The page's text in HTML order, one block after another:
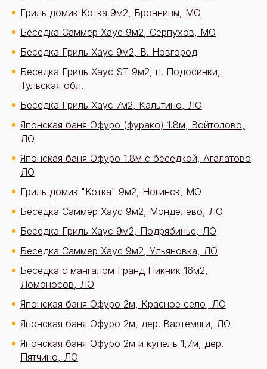
Гриль домик Котка 9м2, Бронницы, МО
Беседка Саммер Хаус 9м2, Серпухов, МО
Беседка Гриль Хаус 9м2, В. Новгород
Беседка Гриль Хаус ST 9м2, п. Подосинки,
Тульская обл.
Беседка Гриль Хаус 7м2, Кальтино, ЛО
Японская баня Офуро (фурако) 1.8м, Войтолово,
ЛО
Японская баня Офуро 1.8м с беседкой, Агалатово
ЛО
Гриль домик "Котка" 9м2, Ногинск, МО
Беседка Саммер Хаус 9м2, Монделево, ЛО
Беседка Гриль Хаус 9м2, Подрябинье, ЛО
Беседка Саммер Хаус 9м2, Ульяновка, ЛО
Беседка с мангалом Гранд Пикник 16м2,
Ломоносов, ЛО
Японская баня Офуро 2м, Красное село, ЛО
Японская баня Офуро 2м, дер. Вартемяги, ЛО
Японская баня Офуро 2м и купель 1,7м, дер.
Пятчино, ЛО